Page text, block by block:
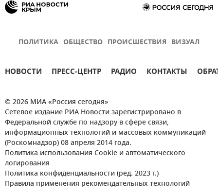
ПОЛИТИКА ОБЩЕСТВО ПРОИСШЕСТВИЯ ВИЗУАЛ
НОВОСТИ ПРЕСС-ЦЕНТР РАДИО КОНТАКТЫ
© 2026 МИА «Россия сегодня»
Сетевое издание РИА Новости зарегистрировано в
Федеральной службе по надзору в сфере связи,
информационных технологий и массовых коммуникаций
(Роскомнадзор) 08 апреля 2014 года.
Политика использования Cookie и автоматического
логирования
Политика конфиденциальности (ред. 2023 г.)
Правила применения рекомендательных технологий